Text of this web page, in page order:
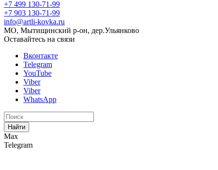
+7 499 130-71-99
+7 903 130-71-99
info@artli-kovka.ru
МО, Мытищинский р-он, дер.Ульянково
Оставайтесь на связи
Вконтакте
Telegram
YouTube
Viber
Viber
WhatsApp
Найти
Max
Telegram